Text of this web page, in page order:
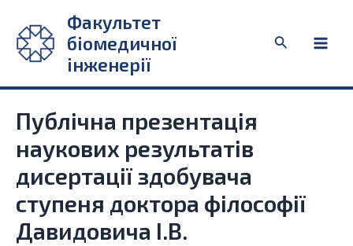
вмісту
Факультет
біомедичної
інженерії
Пошук
Публічна презентація
наукових результатів
дисертації здобувача
ступеня доктора філософії
Давидовича І.В.